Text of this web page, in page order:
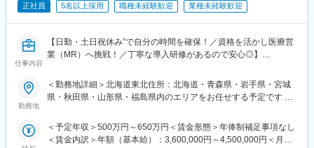
また、弊社のマネージャーのほとんどは、MRからキャリアチェン
変更の範囲：会社の定める業務
エンテーション後に配属先プロジェクトの製薬メーカーにて製品
他、横断研修、eラーニングの研修等も受けることが可能です。
・オンコロジー専門MR育成プログラム、IBD専門育成プログラ
しています。
(2)プロジェクトマネジメント体制：プロジェクトマネージャー、
として結果を出せるように万全のサポート体制を整えています。
(3)豊富なプロジェクト数、50社を超える多数の取引メーカー：同
正社員 5名以上採用 職種未経験歓迎 業種未経験歓迎
仕事内容
【日勤・土日祝休み”で自分の時間を確保！／資格を活かし医療営
業（MR）へ挑戦！／丁寧な導入研修があるので安心◎】
《資格と想いがあれば活躍できる！》
「誰かのためになる仕事がしたい」「社会貢献につながる仕事を
ます。
これまでの経験を活かして新たなフィールドで活躍したい方を歓
勤務地
＜勤務地詳細＞北海道東北住所：北海道・青森県・岩手県・宮城
県・秋田県・山形県・福島県内のエリアをお任せする予定です 受
＜予定年収＞500万円～650万円＜賃金形態＞年俸制補足事項なし
＜賃金内訳＞年額（基本給）：3,600,000円～4,500,000円＜月額